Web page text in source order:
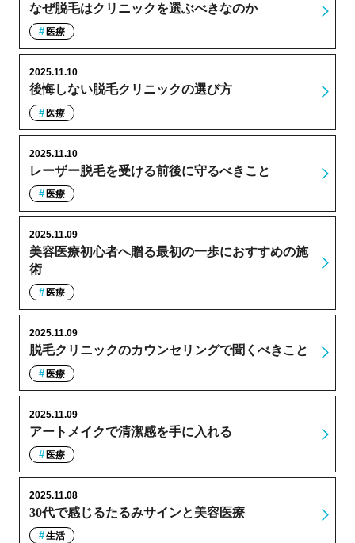
なぜ脱毛はクリニックを選ぶべきなのか
医療
後悔しない脱毛クリニックの選び方
2025.11.10
医療
レーザー脱毛を受ける前後に守るべきこと
2025.11.10
医療
美容医療初心者へ贈る最初の一歩におすすめの施
術
2025.11.09
医療
脱毛クリニックのカウンセリングで聞くべきこと
2025.11.09
医療
アートメイクで清潔感を手に入れる
2025.11.09
医療
30代で感じるたるみサインと美容医療
2025.11.08
生活